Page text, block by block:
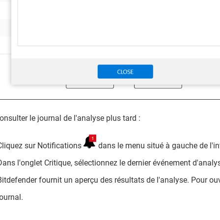
le journal de l'analyse plus tard :
sur Notifications
dans le menu situé à gauche de
l'onglet Critique, sélectionnez le dernier événement
fournit un aperçu des résultats de l'analyse. Pour